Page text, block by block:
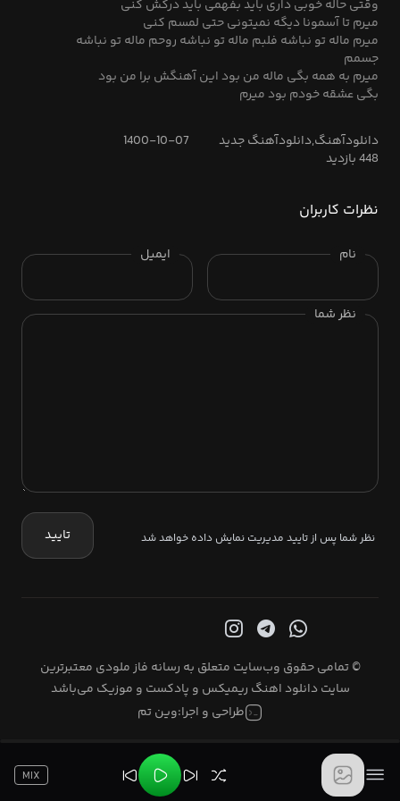
وقتی حاله خوبی داری باید بفهمی باید درکش کنی
میرم تا آسمونا دیگه نمیتونی حتی لمسم کنی
میرم ماله تو نباشه فلبم ماله تو نباشه روحم ماله تو نباشه
جسمم
میرم به همه بگی ماله من بود این آهنگش برا من بود
بگی عشقه خودم بود میرم
دانلودآهنگ,دانلودآهنگ جدید
1400-10-07
448 بازدید
نظرات کاربران
نام ایمیل
نظر شما
نظر شما پس از تایید مدیریت نمایش داده خواهد شد تایید
© تمامی حقوق وب‌سایت متعلق به رسانه فاز ملودی معتبرترین
سایت دانلود اهنگ ریمیکس و پادکست و موزیک می‌باشد
طراحی و اجرا:وین تم
MIX